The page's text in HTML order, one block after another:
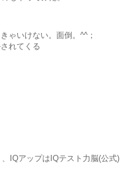
ゃいけない。面倒。^^；
れてくる
IQアップはIQテスト力脳(公式)